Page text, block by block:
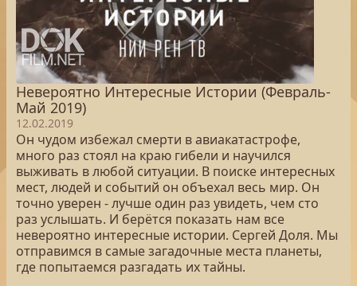
Невероятно Интересные Истории (Февраль-
Май 2019)
12.02.2019
Он чудом избежал смерти в авиакатастрофе,
много раз стоял на краю гибели и научился
выживать в любой ситуации. В поиске интересных
мест, людей и событий он объехал весь мир. Он
точно уверен - лучше один раз увидеть, чем сто
раз услышать. И берётся показать нам все
невероятно интересные истории. Сергей Доля. Мы
отправимся в самые загадочные места планеты,
где попытаемся разгадать их тайны.